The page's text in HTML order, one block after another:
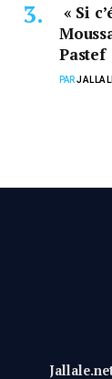
« Si
Pastef
PAR